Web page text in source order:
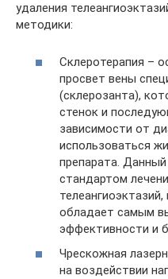
удаления
методики:
Склеротерапия –
просвет вены
(склерозанта),
стенок и
зависимости от
использоваться
препарата.
стандартом
обладает самым
эффективности и
Чрескожная
на воздействии